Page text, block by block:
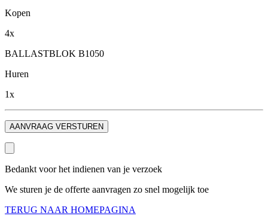
Kopen
4x
BALLASTBLOK B1050
Huren
1x
AANVRAAG VERSTUREN
Bedankt voor het indienen van je verzoek
We sturen je de offerte aanvragen zo snel mogelijk toe
TERUG NAAR HOMEPAGINA